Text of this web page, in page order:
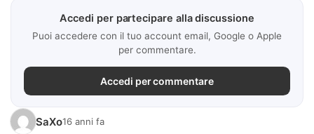
Accedi per partecipare alla discussione
Puoi accedere con il tuo account email, Google o Apple
per commentare.
Accedi per commentare
SaXo16 anni fa